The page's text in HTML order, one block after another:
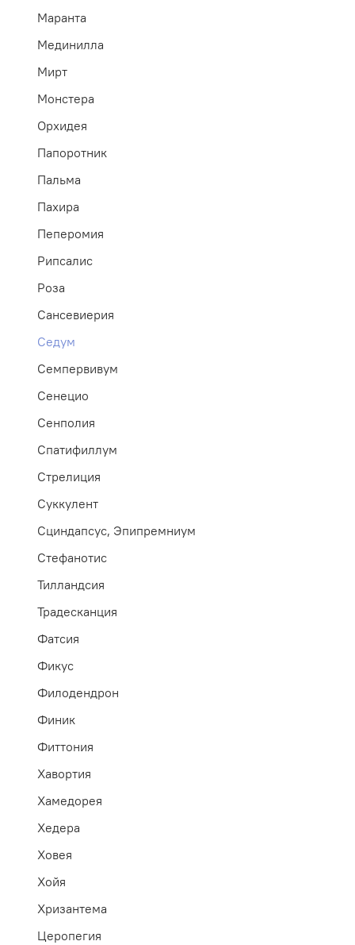
Маранта
Мединилла
Мирт
Монстера
Орхидея
Папоротник
Пальма
Пахира
Пеперомия
Рипсалис
Роза
Сансевиерия
Седум
Семпервивум
Сенецио
Сенполия
Спатифиллум
Стрелиция
Суккулент
Сциндапсус, Эпипремниум
Стефанотис
Тилландсия
Традесканция
Фатсия
Фикус
Филодендрон
Финик
Фиттония
Хавортия
Хамедорея
Хедера
Ховея
Хойя
Хризантема
Церопегия